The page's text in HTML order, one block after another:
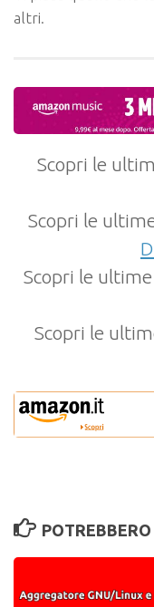
altri.
Scopri le
Scopri le
Scopri le ultime
Scopri le